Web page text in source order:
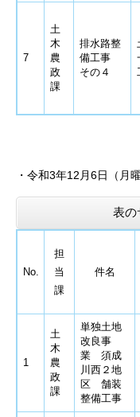
7
土
木
農
政
課
排水路整
備工事
その４
・ 令和3年12月6日 （月
表の
No.
担
当
課
件名
1
土
木
農
政
課
単独土地
改良事
業 須成
川西２地
区 舗装
整備工事